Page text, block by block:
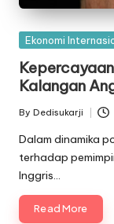
Posted
Ekonomi
Kalangan
Posted
by
By Dedisukarji
Dalam dinamika
terhadap
Inggris…
Read More